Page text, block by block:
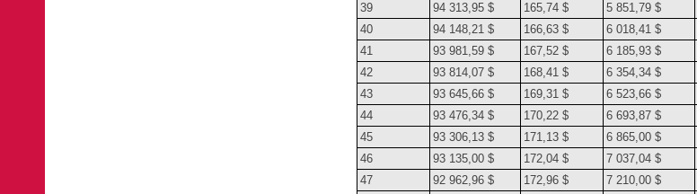
39
94 313,95 $ 165,74 $ 5 851,79 $
40
94 148,21 $ 166,63 $ 6 018,41 $
41
93 981,59 $ 167,52 $ 6 185,93 $
42
93 814,07 $ 168,41 $ 6 354,34 $
43
93 645,66 $ 169,31 $ 6 523,66 $
44
93 476,34 $ 170,22 $ 6 693,87 $
45
93 306,13 $ 171,13 $ 6 865,00 $
46
93 135,00 $ 172,04 $ 7 037,04 $
47
92 962,96 $ 172,96 $ 7 210,00 $